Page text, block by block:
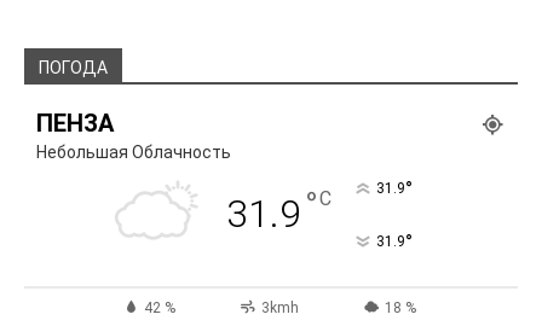
ПОГОДА
ПЕНЗА
Небольшая Облачность
31.9 °C 31.9°
31.9°
42 % 3kmh 18 %